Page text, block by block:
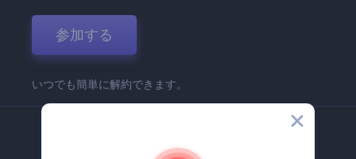
参加する
いつでも簡単に解約できます。